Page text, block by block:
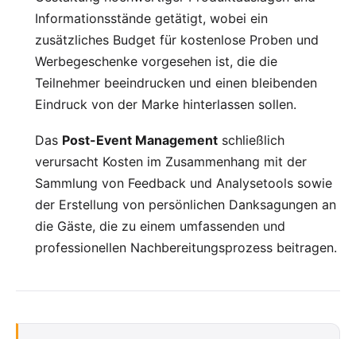
Informationsstände getätigt, wobei ein
zusätzliches Budget für kostenlose Proben und
Werbegeschenke vorgesehen ist, die die
Teilnehmer beeindrucken und einen bleibenden
Eindruck von der Marke hinterlassen sollen.
Das Post-Event Management schließlich
verursacht Kosten im Zusammenhang mit der
Sammlung von Feedback und Analysetools sowie
der Erstellung von persönlichen Danksagungen an
die Gäste, die zu einem umfassenden und
professionellen Nachbereitungsprozess beitragen.